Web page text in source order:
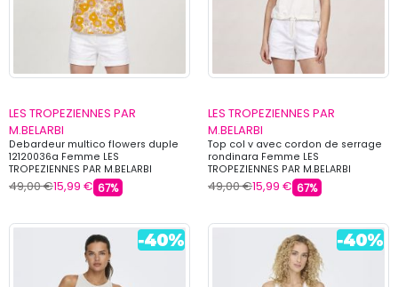
LES TROPEZIENNES PAR
M.BELARBI
Debardeur multico flowers duple
12120036a Femme LES
TROPEZIENNES PAR M.BELARBI
49,00 €15,99 € 67%
LES TROPEZIENNES PAR
M.BELARBI
Top col v avec cordon de serrage
rondinara Femme LES
TROPEZIENNES PAR M.BELARBI
49,00 €15,99 € 67%